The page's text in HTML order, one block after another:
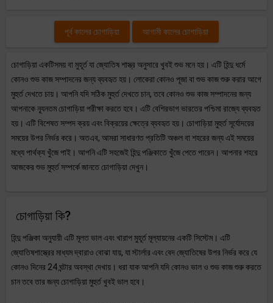
পূর্ব কালের চোগাড়িয়া আগামী কালের চোগাড়িয়া
চোগাড়িয়া একটিসময় বা মুহূর্ত যা জ্যোতিষ শাস্ত্র অনুসারে খুবই শুভ মনে হয়। এটি হিন্দু ধর্মে
কোনও শুভ কাজ সম্পাদনের জন্য ব্যবহৃত হয়। লোকেরা কোনও পূজা বা শুভ কাজ শুরু করার আগে
মুহুর্ত দেখতে চায়। আপনি যদি সঠিক মুহুর্ত দেখতে চান, তবে কোনও শুভ কাজ সম্পাদনের জন্য
আপনাকে ন্যূনতম চোগাড়িয়া পরীক্ষা করতে হবে। এটি বেশিরভাগ ভারতের পশ্চিমা রাজ্যে ব্যবহৃত
হয়। এটি বিশেষত সম্পদ ক্রয় এবং বিক্রয়ের ক্ষেত্রে ব্যবহৃত হয়। চোগাড়িয়া মুহুর্ত সূর্যোদয়ের
সময়ের উপর নির্ভর করে। অতএব, আমরা সাধারণত প্রতিটি অঞ্চল বা শহরের জন্য এই সময়ের
মধ্যে পার্থক্য খুঁজে পাই। আপনি এটি সহজেই হিন্দু পঞ্জিকাতে খুঁজে পেতে পারেন। আপনার শহরে
আজকের শুভ মুহুর্ত সম্পর্কে জানতে চোগাড়িয়া দেখুন।
চোগাড়িয়া কি?
হিন্দু পঞ্জিকা অনুযায়ী এটি মূলত ভাল এবং খারাপ মুহূর্ত মূল্যায়নের একটি সিস্টেম। এটি
জ্যোতিষশাস্ত্রের মাধ্যম দ্বারাও বোঝা যায়, যা স্টার্লার এবং বেদ জ্যোতিষের উপর নির্ভর করে যে
কোনও দিনের 24 ঘন্টার অবস্থা দেখায়। ধরা যাক আপনি যদি কোনও ভাল ও শুভ কাজ শুরু করতে
চান তবে তার জন্য চোগাড়িয়া মুহুর্ত খুবই ভাল হবে।